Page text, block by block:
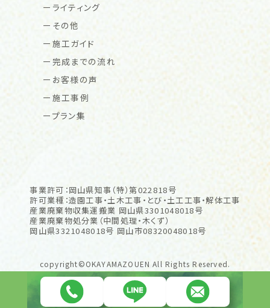
ライティング
その他
施工ガイド
完成までの流れ
お客様の声
施工事例
プラン集
事業許可：岡山県知事（特）第022818号
許可業種：造園工事・土木工事・とび・土工工事・解体工事
産業廃棄物収集運搬業 岡山県3301048018号
産業廃棄物処分業（中間処理・木くず）
岡山県3321048018号 岡山市08320048018号
copyright©OKAYAMAZOUEN All Rights Reserved.